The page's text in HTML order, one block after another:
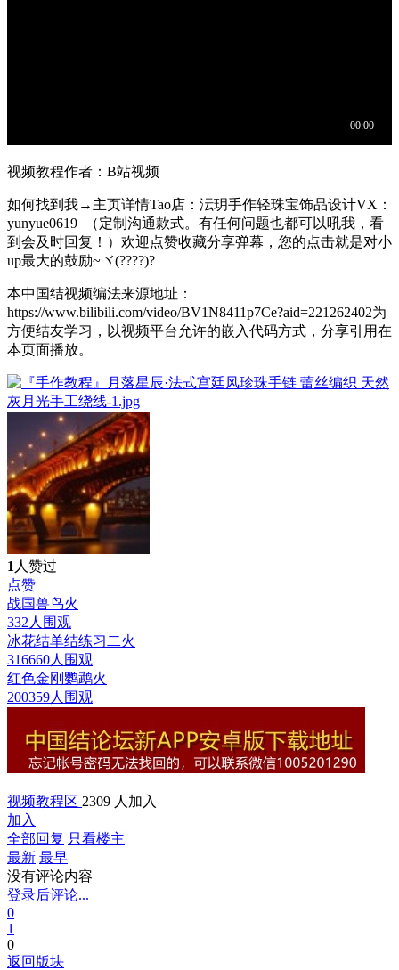
视频教程作者：B站视频
如何找到我→主页详情Tao店：沄玥手作轻珠宝饰品设计VX：
yunyue0619 （定制沟通款式。有任何问题也都可以吼我，看
到会及时回复！）欢迎点赞收藏分享弹幕，您的点击就是对小
up最大的鼓励~ヾ(????)?
本中国结视频编法来源地址：
https://www.bilibili.com/video/BV1N8411p7Ce?aid=221262402为
方便结友学习，以视频平台允许的嵌入代码方式，分享引用在
本页面播放。
1 人赞过
点赞
战国兽鸟火
332人围观
冰花结单结练习二火
316660人围观
红色金刚鹦鹉火
200359人围观
视频教程区 2309 人加入
加入
全部回复 只看楼主
最新 最早
没有评论内容
登录后评论...
0
1
0
返回版块